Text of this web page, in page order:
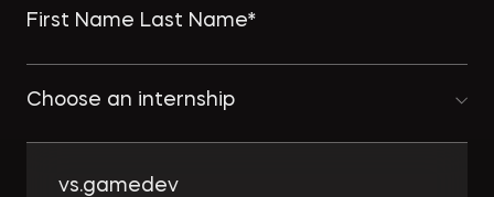
Choose an internship
vs.gamedev